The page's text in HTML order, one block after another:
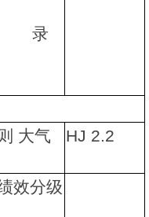
大气
HJ 2.2
效分级